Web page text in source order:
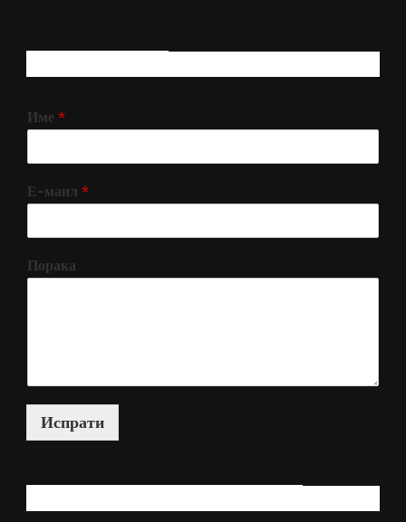
Име *
Е-маил *
Порака
Испрати